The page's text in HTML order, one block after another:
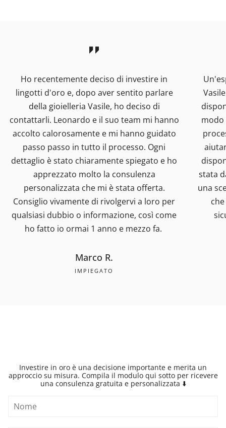
Ho recentemente deciso di investire in
lingotti d'oro e, dopo aver sentito parlare
della gioielleria Vasile, ho deciso di
contattarli. Leonardo e il suo team mi hanno
accolto calorosamente e mi hanno guidato
passo passo in tutto il processo. Ogni
dettaglio è stato chiaramente spiegato e ho
apprezzato molto la consulenza
personalizzata che mi è stata offerta.
Consiglio vivamente di rivolgervi a loro per
qualsiasi dubbio o informazione, così come
ho fatto io ormai 1 anno e mezzo fa.
Marco R.
IMPIEGATO
modo
stata
una
Investire in oro è una decisione importante e merita un
approccio su misura. Compila il modulo qui sotto per ricevere
una consulenza gratuita e personalizzata ⬇️